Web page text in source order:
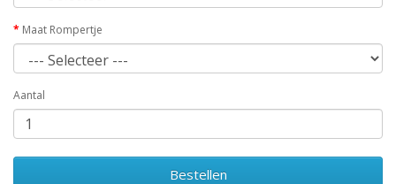
Maat Rompertje
Aantal
Bestellen